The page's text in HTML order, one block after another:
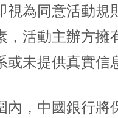
視為同意活動規
，活動主辦方擁
或未提供真實信
內，中國銀行將